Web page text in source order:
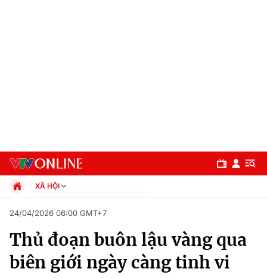
Chuyên mục
Chính trị
XÃ HỘI
Xã hội
Pháp luật
Thể thao
24/04/2026 06:00 GMT+7
Thủ đoạn buôn lậu vàng qua
biên giới ngày càng tinh vi